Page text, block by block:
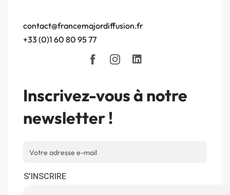
contact@francemajordiffusion.fr
+33 (0)1 60 80 95 77
Inscrivez-vous à notre
newsletter !
S'INSCRIRE